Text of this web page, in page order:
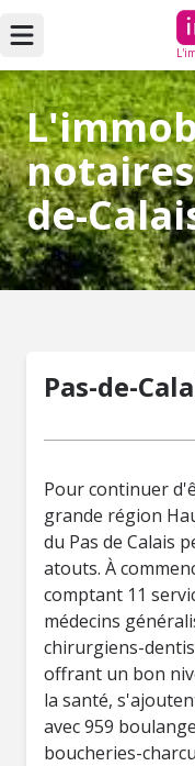
notaires
de-
Pas-de-
Pour continuer
grande région
du Pas de Calais
atouts. À
comptant 11
médecins
chirurgiens-
offrant un bon
la santé,
avec 959
boucheries-